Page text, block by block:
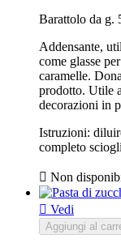
Barattolo da g.
Addensante,
come glasse
caramelle.
prodotto. Utile
decorazioni in
Istruzioni:
completo
 Non
 Vedi
Aggiungi al